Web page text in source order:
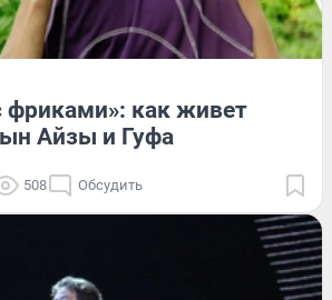
фриками»: как живет
Айзы и Гуфа
508 Обсудить